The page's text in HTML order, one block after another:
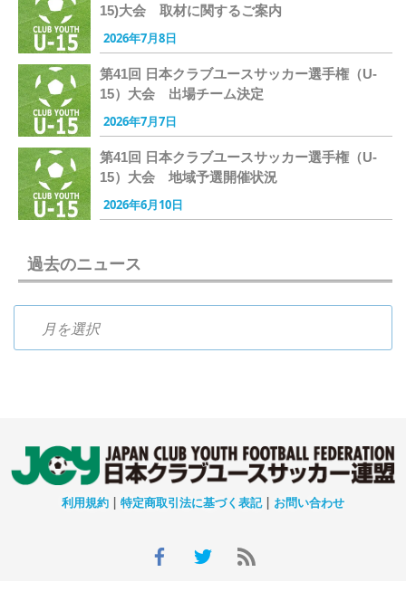
15)大会 取材に関するご案内
2026年7月8日
第41回 日本クラブユースサッカー選手権（U-
15）大会 出場チーム決定
2026年7月7日
第41回 日本クラブユースサッカー選手権（U-
15）大会 地域予選開催状況
2026年6月10日
過去のニュース
利用規約 | 特定商取引法に基づく表記| お問い合わせ